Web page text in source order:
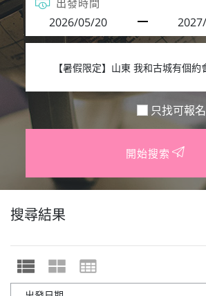
出發時間
只找可報名
開始搜索
搜尋結果